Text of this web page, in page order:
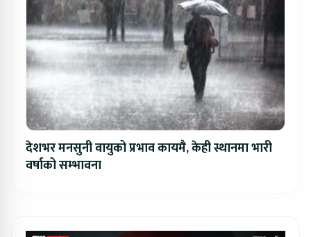
देशभर मनसुनी वायुको प्रभाव कायमै, केही स्थानमा भारी
वर्षाको सम्भावना